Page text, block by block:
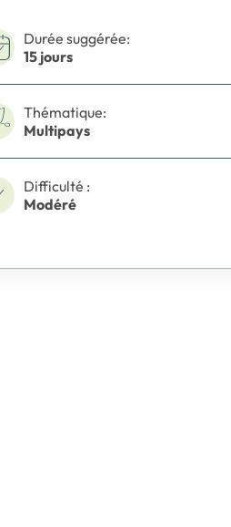
Durée suggérée:
15 jours
Thématique:
Multipays
Difficulté :
Modéré